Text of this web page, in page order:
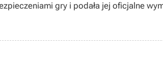
gry i podała jej oficjalne